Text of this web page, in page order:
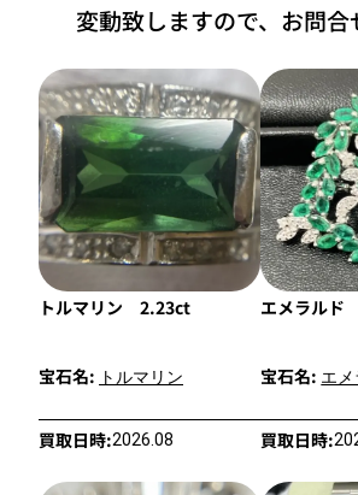
変動致しますので、お問合
トルマリン 2.23ct
宝石名: トルマリン
買取日時:2026.08
エメラル
宝石名: エメ
買取日時: